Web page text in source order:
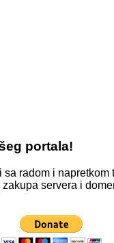
portala!
sa radom i napretkom
servera i